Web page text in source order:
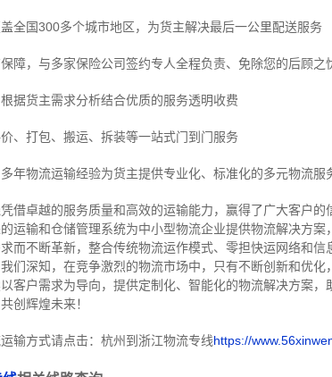
全国300多个城市地区，为货主解决最后一公里配送服务
障，与多家保险公司签约专人全程负责、免除您的后顾之
据货主需求分析结合优质的服务透明收费
、打包、搬运、拆装等一站式门到门服务
年物流运输经验为货主提供专业化、标准化的多元物流服
凭借卓越的服务质量和高效的运输能力，赢得了广大客户的
运输和仓储管理系统为中小型物流企业提供物流解决方
而不断革新，整合传统物流运作模式、零担快运网络和
我们深知，在竞争激烈的物流市场中，只有不断创新和优化
客户需求为导向，提供定制化、智能化的物流解决方案
创辉煌未来！
输方式请点击：杭州到浙江物流专线https://